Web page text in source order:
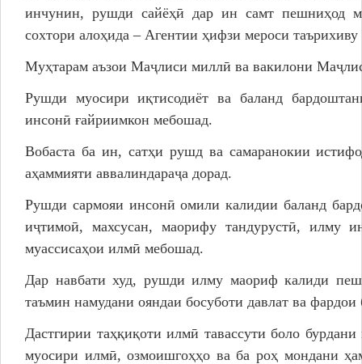
инчунин, рушди сайёҳӣ дар ин самт пешниҳод
сохтори алоҳида – Агентии ҳифзи мероси
Муҳтарам аъзои Маҷлиси миллӣ ва вакилони
Рушди муосири иқтисодиёт ва баланд
инсонӣ ғайриимкон мебошад.
Вобаста ба ин, сатҳи рушд ва самаранокии
аҳаммияти аввалиндараҷа дорад.
Рушди сармояи инсонӣ омили калидии баланд
иҷтимоӣ, махсусан, маорифу тандурустӣ, илму
муассисаҳои илмӣ мебошад.
Дар навбати худ, рушди илму маориф калиди
таъмин намудани ояндаи босуботи давлат ва фардои
Дастгирии таҳқиқоти илмӣ тавассути боло
муосири илмӣ, озмоишгоҳҳо ва ба роҳ мондани